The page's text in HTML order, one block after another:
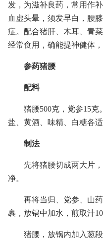
发，为滋补良药，常用作
血虚头晕，须发早白，腰
症。配合猪肝、木耳、青
经常食用，确能提神健体，
参药猪腰
配料
猪腰500克，党参15克
盐、黄酒、味精、白糖各适
制法
先将猪腰切成两大片
净。
再将当归、党参、山
裹，放锅中加水，煎取汁
猪腰，放锅内加入葱